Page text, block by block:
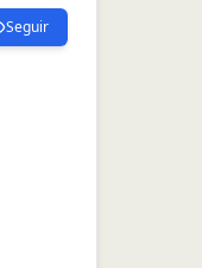
Seguir